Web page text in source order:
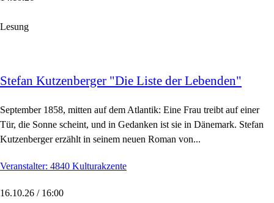
Lesung
Stefan Kutzenberger "Die Liste der Lebenden"
September 1858, mitten auf dem Atlantik: Eine Frau treibt auf einer
Tür, die Sonne scheint, und in Gedanken ist sie in Dänemark. Stefan
Kutzenberger erzählt in seinem neuen Roman von...
Veranstalter: 4840 Kulturakzente
16.10.26 / 16:00